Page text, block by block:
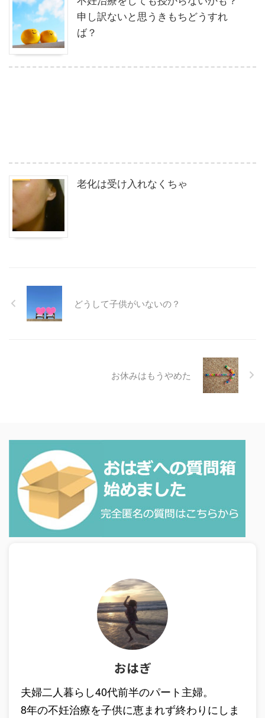
申し訳ないと思うきもちどうすれ
ば？
老化は受け入れなくちゃ
どうして子供がいないの？
お休みはもうやめた
おはぎ
夫婦二人暮らし40代前半のパート主婦。
8年の不妊治療を子供に恵まれず終わりにしま